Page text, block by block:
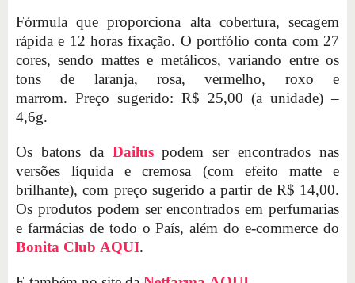
Fórmula que proporciona alta cobertura, secagem
rápida e 12 horas fixação. O portfólio conta com 27
cores, sendo mattes e metálicos, variando entre os
tons de laranja, rosa, vermelho, roxo e
marrom. Preço sugerido: R$ 25,00 (a unidade) –
4,6g.
Os batons da Dailuspodem ser encontrados nas
versões líquida e cremosa (com efeito matte e
brilhante), com preço sugerido a partir de R$ 14,00.
Os produtos podem ser encontrados em perfumarias
e farmácias de todo o País, além do e-commerce do
Bonita Club AQUI.